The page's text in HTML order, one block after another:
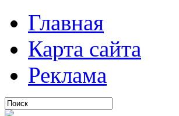
Главная
Карта сайта
Реклама